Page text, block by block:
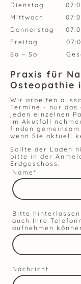
Dienstag
Mittwoch
Donnerstag
Freitag
Sa – So
Praxis für
Osteopathie
Wir arbeiten
Termine - nur
jeden einzelnen
Im Akutfall
finden
wenn Sie aktuell
Sollte der Laden
bitte in der
Erdgeschoss.
Name*
Bitte
auch Ihre
aufnehmen
Nachricht